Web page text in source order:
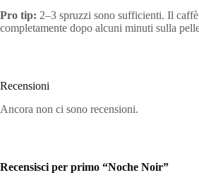
Pro tip: 2–3 spruzzi sono sufficienti. Il
completamente dopo alcuni minuti sulla
Recensioni
Ancora non ci sono recensioni.
Recensisci per primo “Noche Noir”